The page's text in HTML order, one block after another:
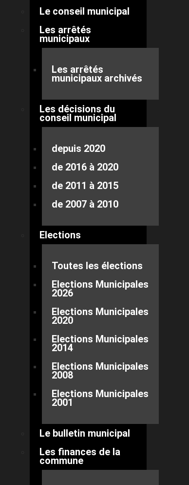
Le conseil municipal
Les arrêtés
municipaux
Les arrêtés
municipaux archivés
Les décisions du
conseil municipal
depuis 2020
de 2016 à 2020
de 2011 à 2015
de 2007 à 2010
Elections
Toutes les élections
Elections Municipales
2026
Elections Municipales
2020
Elections Municipales
2014
Elections Municipales
2008
Elections Municipales
2001
Le bulletin municipal
Les finances de la
commune